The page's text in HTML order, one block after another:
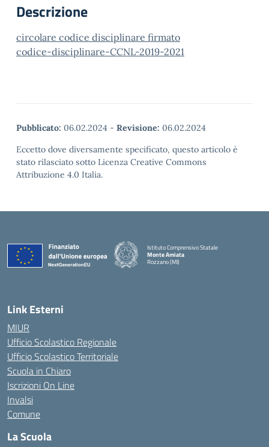
Descrizione
circolare codice disciplinare firmato
codice-disciplinare-CCNL-2019-2021
Pubblicato: 06.02.2024 - Revisione: 06.02.2024
Eccetto dove diversamente specificato, questo articolo è
stato rilasciato sotto Licenza Creative Commons
Attribuzione 4.0 Italia.
Istituto Comprensivo Statale
Monte Amiata
Rozzano (MI)
Link Esterni
MIUR
Ufficio Scolastico Regionale
Ufficio Scolastico Territoriale
Scuola in Chiaro
Iscrizioni On Line
Invalsi
Comune
La Scuola